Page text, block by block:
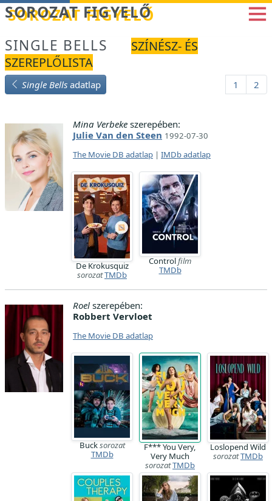
Betöltés...
SOROZAT FIGYELŐ
SINGLE BELLS
SZÍNÉSZ- ÉS
SZEREPLŐLISTA
Single Bells adatlap 1 2
Mina Verbeke szerepében:
Julie Van den Steen 1992-07-30
The Movie DB adatlap | IMDb adatlap
De Krokusquiz
sorozatTMDb
Controlfilm
TMDb
Roel szerepében:
Robbert Vervloet
The Movie DB adatlap
Bucksorozat
TMDb
F*** You Very,
Very Much
sorozatTMDb
Loslopend Wild
sorozatTMDb